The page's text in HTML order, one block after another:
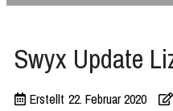
Swyx Update
Erstellt 22. Februar 2020